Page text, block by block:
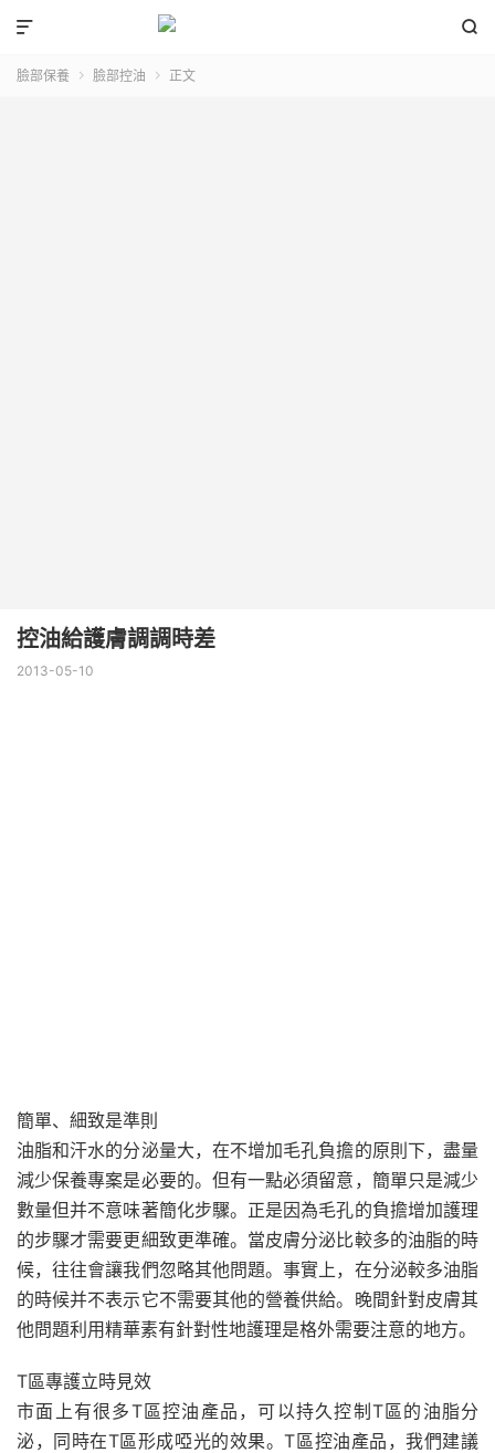


臉部保養  臉部控油  正文
控油給護膚調調時差
2013-05-10
簡單、細致是準則
油脂和汗水的分泌量大，在不增加毛孔負擔的原則下，盡量
減少保養專案是必要的。但有一點必須留意，簡單只是減少
數量但并不意味著簡化步驟。正是因為毛孔的負擔增加護理
的步驟才需要更細致更準確。當皮膚分泌比較多的油脂的時
候，往往會讓我們忽略其他問題。事實上，在分泌較多油脂
的時候并不表示它不需要其他的營養供給。晚間針對皮膚其
他問題利用精華素有針對性地護理是格外需要注意的地方。
T區專護立時見效
市面上有很多T區控油產品，可以持久控制T區的油脂分
泌，同時在T區形成啞光的效果。T區控油產品，我們建議